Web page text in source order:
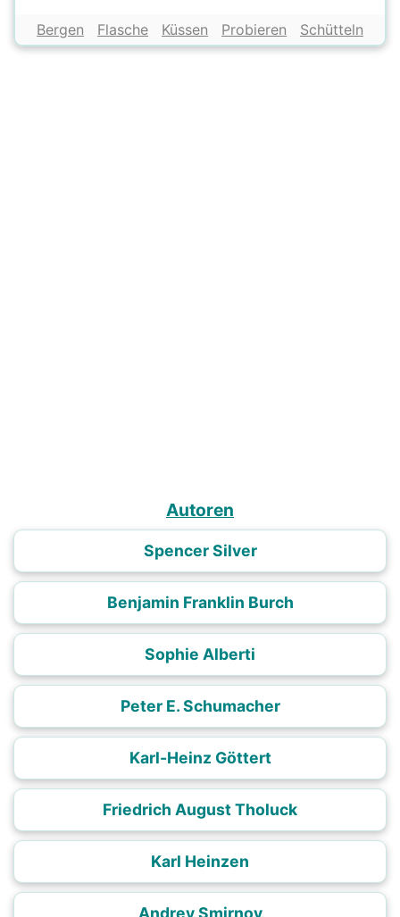
Bergen Flasche Küssen Probieren Schütteln
Autoren
Spencer Silver
Benjamin Franklin Burch
Sophie Alberti
Peter E. Schumacher
Karl-Heinz Göttert
Friedrich August Tholuck
Karl Heinzen
Andrey Smirnov